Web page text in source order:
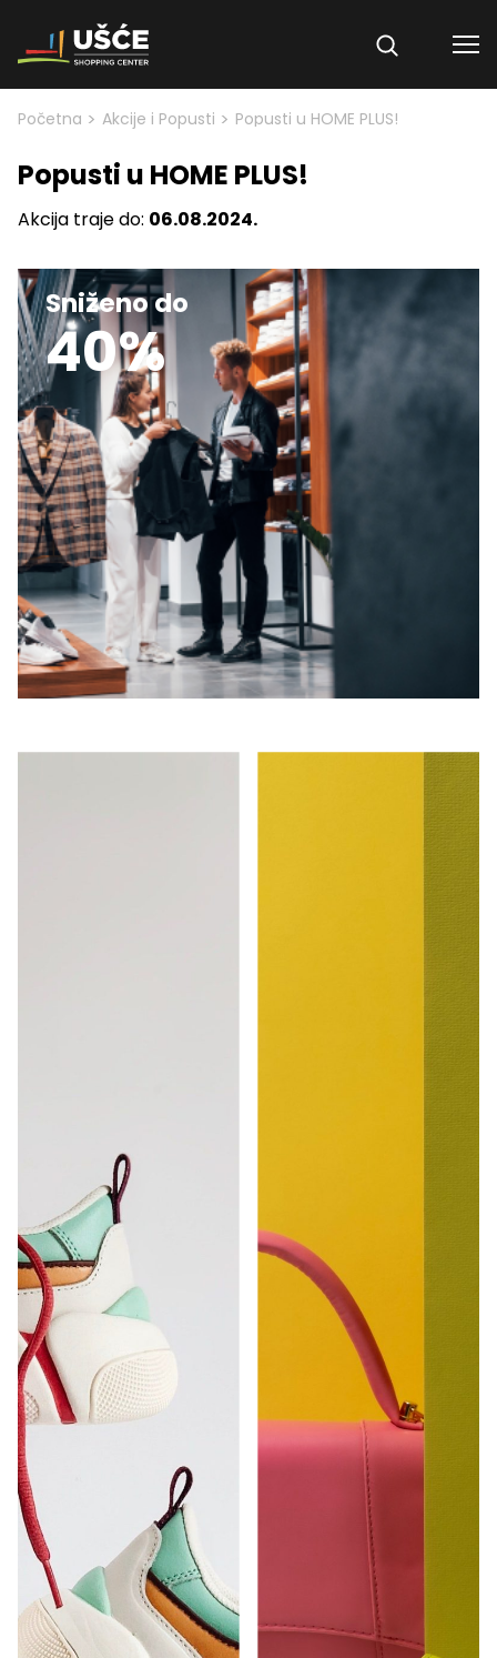
Skip to content
Početna > Akcije i Popusti > Popusti u HOME PLUS!
Popusti u HOME PLUS!
Akcija traje do: 06.08.2024.
Sniženo do
40%